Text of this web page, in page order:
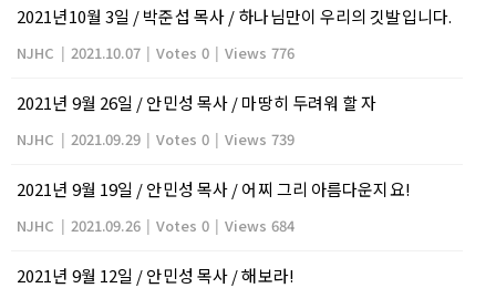
2021년10월 3일 / 박준섭 목사 / 하나님만이 우리의 깃발입니다.
NJHC | 2021.10.07 | Votes 0 | Views 776
2021년 9월 26일 / 안민성 목사 / 마땅히 두려워 할 자
NJHC | 2021.09.29 | Votes 0 | Views 739
2021년 9월 19일 / 안민성 목사 / 어찌 그리 아름다운지요!
NJHC | 2021.09.26 | Votes 0 | Views 684
2021년 9월 12일 / 안민성 목사 / 해보라!